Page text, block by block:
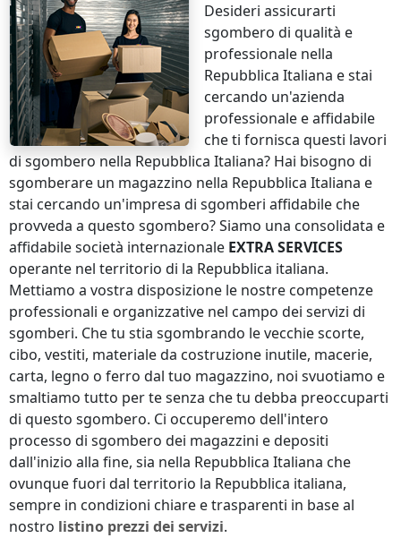
Desideri assicurarti
sgombero di qualità e
professionale nella
Repubblica Italiana e stai
cercando un'azienda
professionale e affidabile
che ti fornisca questi lavori
di sgombero nella Repubblica Italiana? Hai bisogno di
sgomberare un magazzino nella Repubblica Italiana e
stai cercando un'impresa di sgomberi affidabile che
provveda a questo sgombero? Siamo una consolidata e
affidabile società internazionale EXTRA SERVICES
operante nel territorio di la Repubblica italiana.
Mettiamo a vostra disposizione le nostre competenze
professionali e organizzative nel campo dei servizi di
sgomberi. Che tu stia sgombrando le vecchie scorte,
cibo, vestiti, materiale da costruzione inutile, macerie,
carta, legno o ferro dal tuo magazzino, noi svuotiamo e
smaltiamo tutto per te senza che tu debba preoccuparti
di questo sgombero. Ci occuperemo dell'intero
processo di sgombero dei magazzini e depositi
dall'inizio alla fine, sia nella Repubblica Italiana che
ovunquefuori dal territorio la Repubblica italiana,
sempre in condizioni chiare e trasparenti in base al
nostro listino prezzi dei servizi.